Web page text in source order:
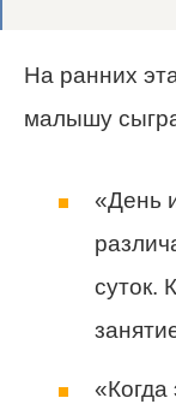
На ранних
малышу
«День
суток.
«Когда